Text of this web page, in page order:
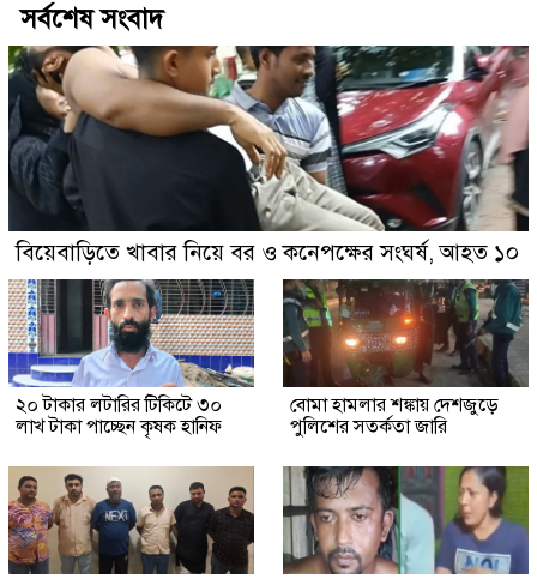
সর্বশেষ সংবাদ
বিয়েবাড়িতে খাবার নিয়ে বর ও কনেপক্ষের সংঘর্ষ, আহত ১০
২০ টাকার লটারির টিকিটে ৩০
লাখ টাকা পাচ্ছেন কৃষক হানিফ
বোমা হামলার শঙ্কায় দেশজুড়ে
পুলিশের সতর্কতা জারি